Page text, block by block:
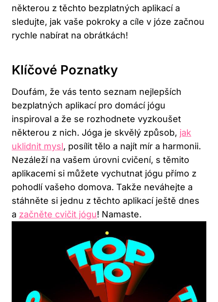
některou z těchto bezplatných aplikací a
sledujte, jak vaše pokroky a cíle v józe začnou
rychle nabírat na obrátkách!
Klíčové Poznatky
Doufám, že vás tento seznam nejlepších
bezplatných aplikací pro domácí jógu
inspiroval a že se rozhodnete vyzkoušet
některou z nich. Jóga je skvělý způsob, jak
uklidnit mysl, posílit tělo a najít mír a harmonii.
Nezáleží na vašem úrovni cvičení, s těmito
aplikacemi si můžete vychutnat jógu přímo z
pohodlí vašeho domova. Takže neváhejte a
stáhněte si jednu z těchto aplikací ještě dnes
a začněte cvičit jógu! Namaste.